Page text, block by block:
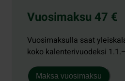
Vuosimaksu 47 €
Vuosimaksulla saat
koko kalenterivuodeksi
Maksa vuosimaksu